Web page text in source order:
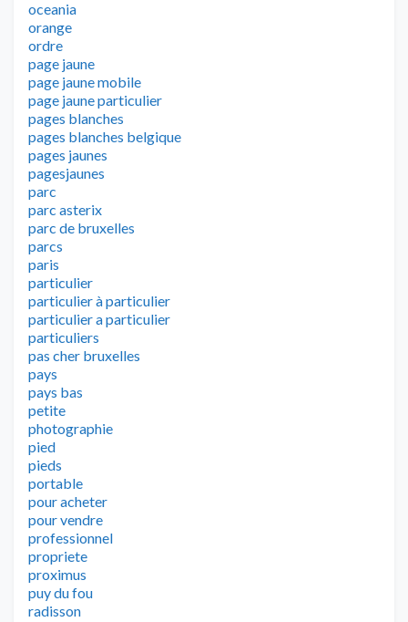
oceania
orange
ordre
page jaune
page jaune mobile
page jaune particulier
pages blanches
pages blanches belgique
pages jaunes
pagesjaunes
parc
parc asterix
parc de bruxelles
parcs
paris
particulier
particulier à particulier
particulier a particulier
particuliers
pas cher bruxelles
pays
pays bas
petite
photographie
pied
pieds
portable
pour acheter
pour vendre
professionnel
propriete
proximus
puy du fou
radisson